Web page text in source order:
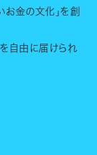
お金の文化」を創
自由に届けられ